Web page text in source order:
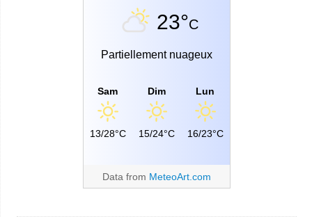
23°C
Partiellement nuageux
Sam
13/28°C
Dim
15/24°C
Lun
16/23°C
Data from MeteoArt.com